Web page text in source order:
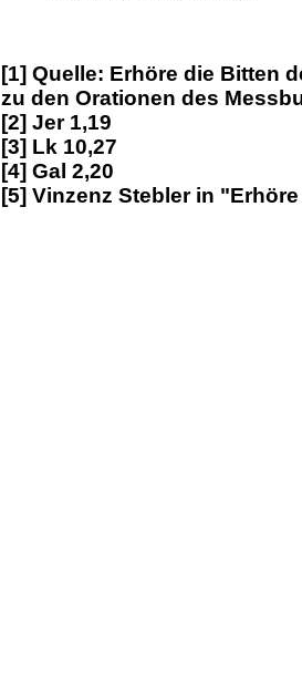
[1] Quelle: Erhöre die Bitten
zu den Orationen des
[2] Jer 1,19
[3] Lk 10,27
[4] Gal 2,20
[5] Vinzenz Stebler in